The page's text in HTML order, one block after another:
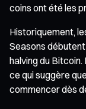
coins ont été les
Historiquement,
Seasons
halving du Bitcoin.
ce qui suggère
commencer dès